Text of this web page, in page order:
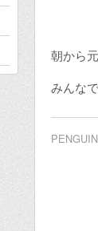
朝から
みんな